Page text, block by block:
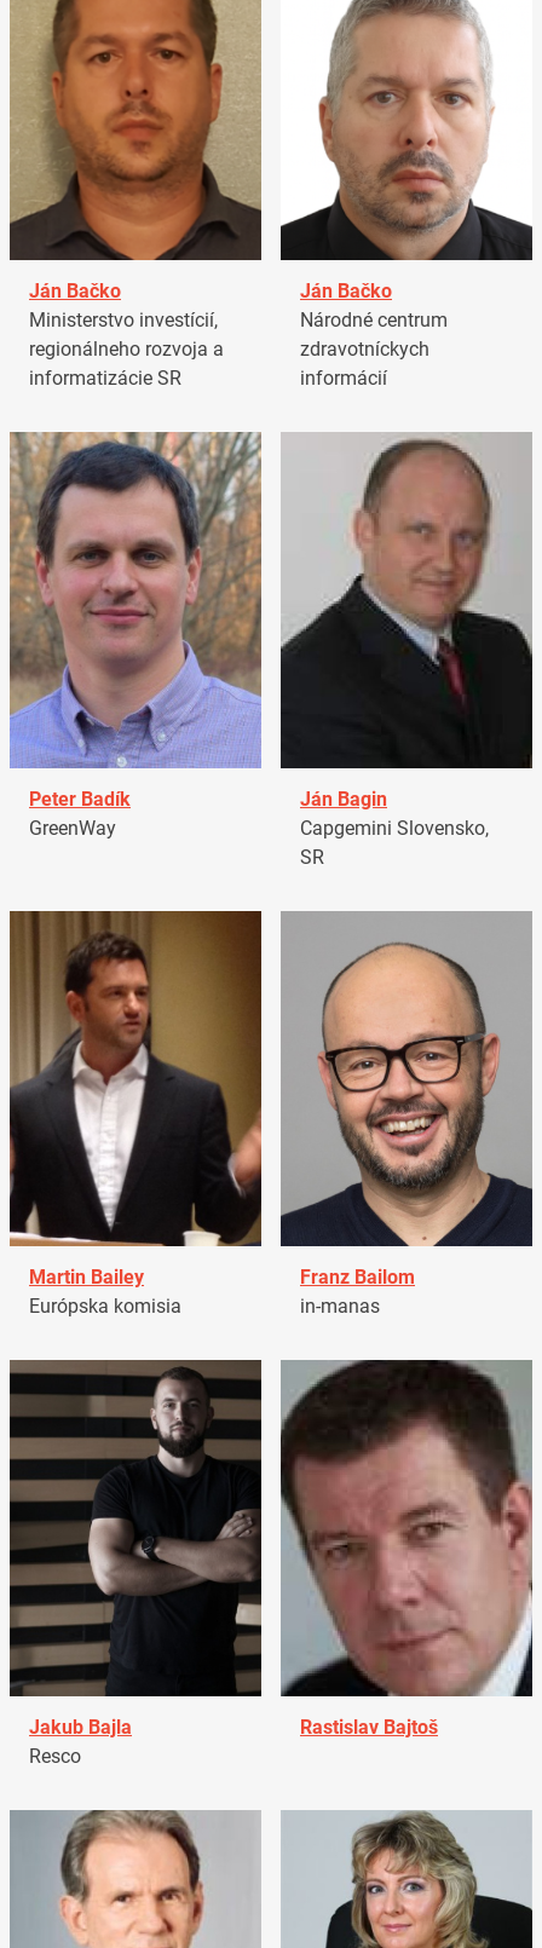
Ján Bačko
Ministerstvo investícií,
regionálneho rozvoja a
informatizácie SR
Ján Bačko
Národné centrum
zdravotníckych
informácií
Peter Badík
GreenWay
Ján Bagin
Capgemini Slovensko,
SR
Martin Bailey
Európska komisia
Franz Bailom
in-manas
Jakub Bajla
Resco
Rastislav Bajtoš